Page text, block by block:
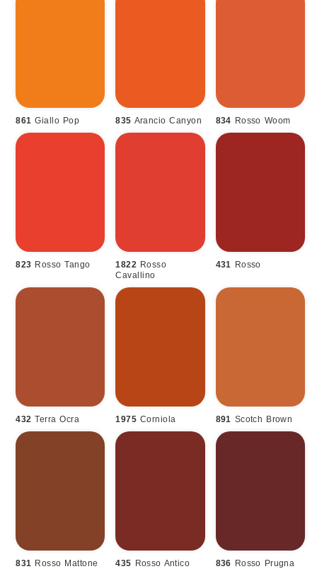
861 Giallo Pop 835 Arancio Canyon 834 Rosso Woom
823 Rosso Tango 1822
Rosso
Cavallino
431 Rosso
432 Terra Ocra 1975 Corniola 891 Scotch Brown
831 Rosso Mattone 435 Rosso Antico 836 Rosso Prugna